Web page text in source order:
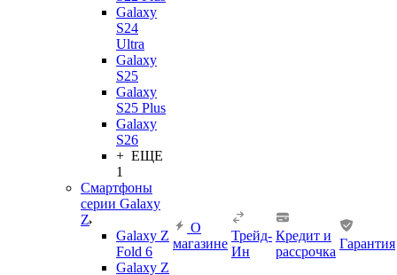
Galaxy
S24
Ultra
Galaxy
S25
Galaxy
S25 Plus
Galaxy
S26
+ ЕЩЕ
1
Смартфоны
серии Galaxy
Z
Galaxy Z
Fold 6
Galaxy Z
О
магазине
Трейд-
Ин
Кредит и
рассрочка
Гарантия